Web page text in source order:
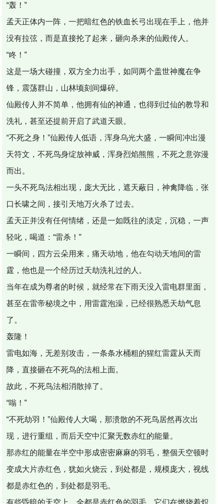
“轰！”
孟天正体内一阵，一把暗红色的铁血长弓出现在手上，他并
没有拉弦，而是直接抡了起来，砸向杀来的仙殿传人。
“咚！”
这是一场大碰撞，双方全力出手，如同两个盖世神魔在争
锋，震荡群山，山林顷刻间爆碎。
仙殿传人并不简单，他拥有仙的神通，也得到过仙的教导和
洗礼，甚至还提前开启了武道天眼。
“不死之身！”仙殿传人低语，浑身乌光大盛，一瞬间冲出漫
天符文，不死鸟身绽放神威，浑身烈焰熊熊，不死之意弥漫
而出。
一头不死鸟法相出现，庞大无比，遮天蔽日，神禽降临，张
口长啸之间，接引天地万火杀了过去。
孟天正并没有任何情绪，还是一如既往的淡定，沉稳，一声
轻叱，喝道：“雷杀！”
一瞬间，四方云朵用来，痛天动地，他在勾动天地间的雷
霆，他也是一个经历过天劫洗礼过的人。
当年在成为尊者的时候，就经常在下雨天没入雷电群里面，
甚至在雷帝秘境之中，用雷霆泡澡，已经很熟悉天劫气息
了。
轰隆！
雷电如海，无差别攻击，一条条水桶粗的猩红雷霆从天而
降，直接砸在不死鸟的法相上面。
故此，不死鸟法相消散掉了。
“嗡！”
“不死劫羽！”仙殿传人大喝，那溃散的不死鸟居然再次出
现，进行重组，而后天空中汇聚无数赤红的能量。
那赤红的能量在半空中形成密密麻麻的羽毛，整個天空顿时
变成大片赤红色，犹如火烧云，到处都是，规模庞大，视线
都是赤红色的，到处都是羽毛。
有些昏暗的天空上，全都是赤红色的羽毛，它们在燃烧着炽